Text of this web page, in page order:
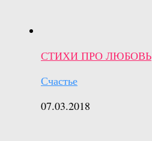
СТИХИ ПРО ЛЮБОВЬ
Счастье
07.03.2018